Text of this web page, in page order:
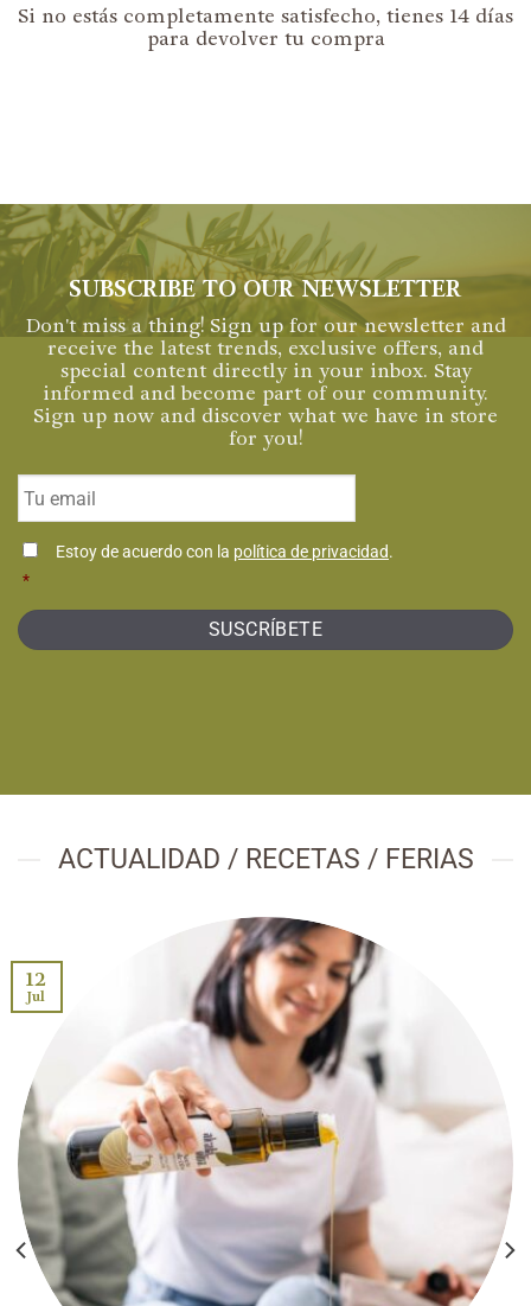
Si no estás completamente satisfecho, tienes 14 días
para devolver tu compra
SUBSCRIBE TO OUR NEWSLETTER
Don't miss a thing! Sign up for our newsletter and
receive the latest trends, exclusive offers, and
special content directly in your inbox. Stay
informed and become part of our community.
Sign up now and discover what we have in store
for you!
Email
Consentimiento
Estoy de acuerdo con la política de privacidad.
*
ACTUALIDAD / RECETAS / FERIAS
12
Jul